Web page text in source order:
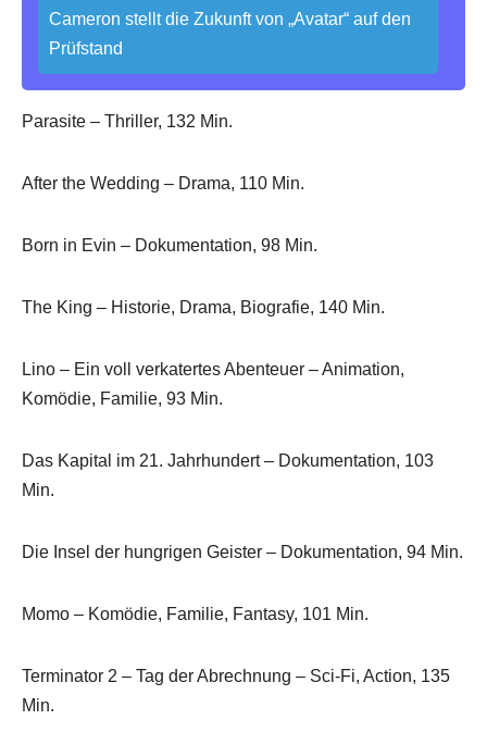
Cameron stellt die Zukunft von „Avatar“ auf den
Prüfstand
Parasite – Thriller, 132 Min.
After the Wedding – Drama, 110 Min.
Born in Evin – Dokumentation, 98 Min.
The King – Historie, Drama, Biografie, 140 Min.
Lino – Ein voll verkatertes Abenteuer – Animation,
Komödie, Familie, 93 Min.
Das Kapital im 21. Jahrhundert – Dokumentation, 103
Min.
Die Insel der hungrigen Geister – Dokumentation, 94 Min.
Momo – Komödie, Familie, Fantasy, 101 Min.
Terminator 2 – Tag der Abrechnung – Sci-Fi, Action, 135
Min.